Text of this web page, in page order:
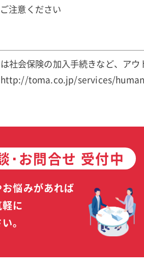
意ください
社会保険の加入手続きなど、アウ
toma.co.jp/services/
･お問合せ 受付中
悩みがあれば
に
。